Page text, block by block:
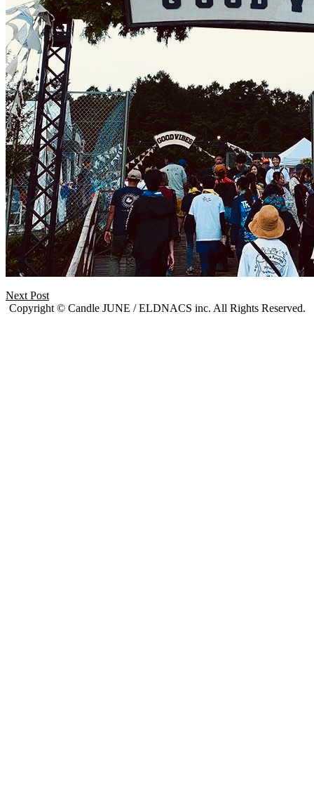
Next Post
Copyright © Candle JUNE / ELDNACS inc. All Rights Reserved.